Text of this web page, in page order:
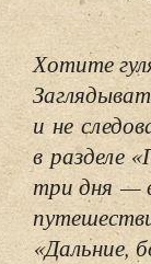
Хотите
и не
в разделе
три дня —
«Дальние,